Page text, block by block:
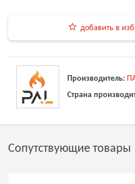
добавить в
Производитель:
Страна
Сопутствующие товары